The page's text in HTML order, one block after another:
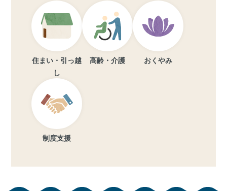
住まい・引っ越
し
高齢・介護 おくやみ
制度支援